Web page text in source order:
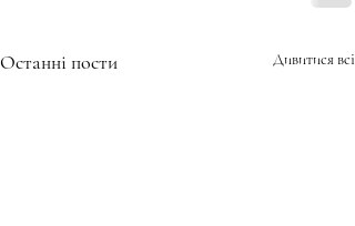
Останні пости Дивитися всі